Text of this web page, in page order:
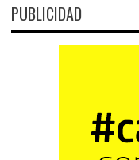
PUBLICIDAD